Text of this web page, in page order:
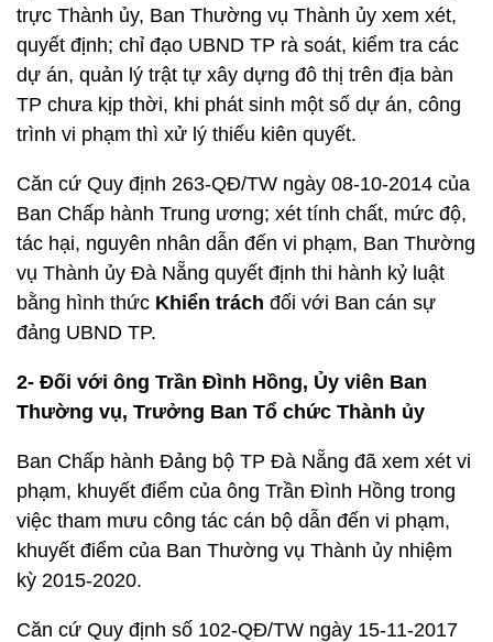
trực Thành ủy, Ban Thường vụ Thành ủy xem xét,
quyết định; chỉ đạo UBND TP rà soát, kiểm tra các
dự án, quản lý trật tự xây dựng đô thị trên địa bàn
TP chưa kịp thời, khi phát sinh một số dự án, công
trình vi phạm thì xử lý thiếu kiên quyết.
Căn cứ Quy định 263-QĐ/TW ngày 08-10-2014 của
Ban Chấp hành Trung ương; xét tính chất, mức độ,
tác hại, nguyên nhân dẫn đến vi phạm, Ban Thường
vụ Thành ủy Đà Nẵng quyết định thi hành kỷ luật
bằng hình thức Khiển trách đối với Ban cán sự
đảng UBND TP.
2- Đối với ông Trần Đình Hồng, Ủy viên Ban
Thường vụ, Trưởng Ban Tổ chức Thành ủy
Ban Chấp hành Đảng bộ TP Đà Nẵng đã xem xét vi
phạm, khuyết điểm của ông Trần Đình Hồng trong
việc tham mưu công tác cán bộ dẫn đến vi phạm,
khuyết điểm của Ban Thường vụ Thành ủy nhiệm
kỳ 2015-2020.
Căn cứ Quy định số 102-QĐ/TW ngày 15-11-2017